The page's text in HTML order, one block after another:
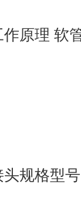
作原理 软
头规格型